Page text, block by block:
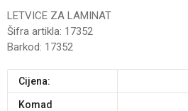
LETVICE ZA LAMINAT
Šifra artikla: 17352
Barkod: 17352
Cijena:
komad